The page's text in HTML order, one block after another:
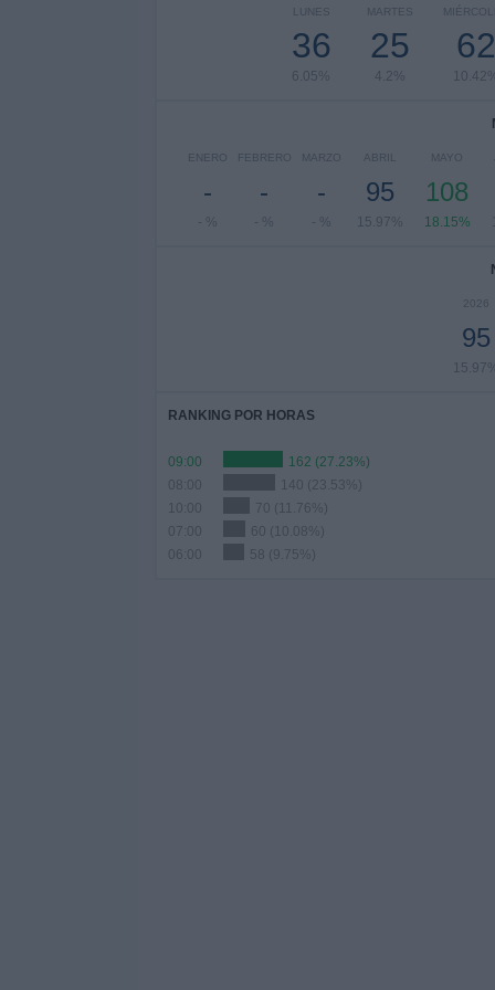
LUNES
36
6.05%
MARTES
25
4.2%
62
10.42%
ENERO
-
- %
FEBRERO
-
- %
MARZO
-
- %
ABRIL
95
15.97%
MAYO
108
18.15%
2026
95
15.97%
RANKING POR HORAS
09:00
162 (27.23%)
08:00
140 (23.53%)
70 (11.76%)
07:00
60 (10.08%)
06:00
58 (9.75%)